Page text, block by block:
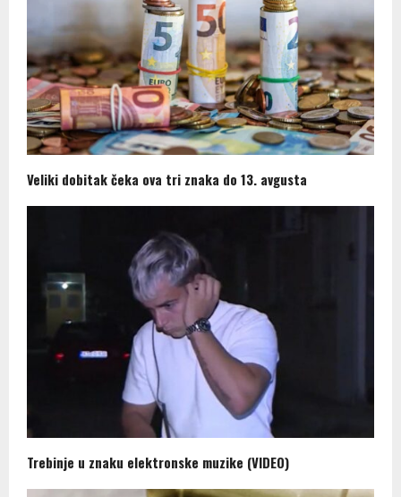
Veliki dobitak čeka ova tri znaka do 13. avgusta
Trebinje u znaku elektronske muzike (VIDEO)